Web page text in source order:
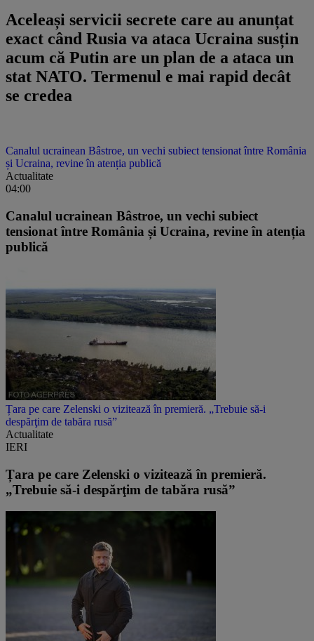
Aceleași servicii secrete care au anunțat
exact când Rusia va ataca Ucraina susțin
acum că Putin are un plan de a ataca un
stat NATO. Termenul e mai rapid decât
se credea
Canalul ucrainean Bâstroe, un vechi subiect tensionat între România
și Ucraina, revine în atenția publică
Actualitate
04:00
Canalul ucrainean Bâstroe, un vechi subiect
tensionat între România și Ucraina, revine în atenția
publică
Țara pe care Zelenski o vizitează în premieră. „Trebuie să-i
despărţim de tabăra rusă”
Actualitate
IERI
Țara pe care Zelenski o vizitează în premieră.
„Trebuie să-i despărţim de tabăra rusă”